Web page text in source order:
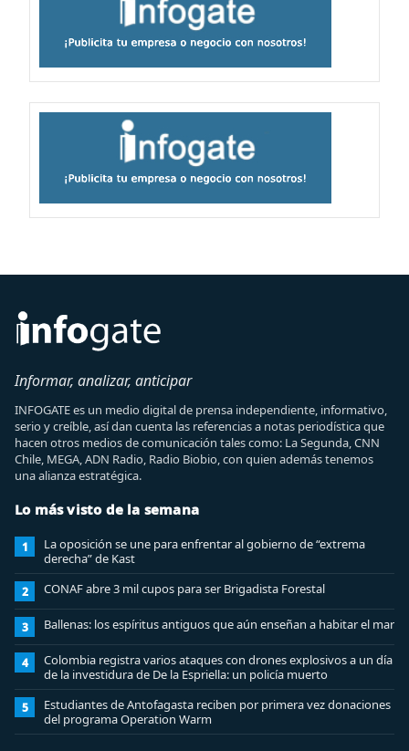
Informar, analizar, anticipar
INFOGATE es un medio digital de prensa independiente, informativo,
serio y creíble, así dan cuenta las referencias a notas periodística que
hacen otros medios de comunicación tales como: La Segunda, CNN
Chile, MEGA, ADN Radio, Radio Biobio, con quien además tenemos
una alianza estratégica.
Lo más visto de la semana
1
La oposición se une para enfrentar al gobierno de “extrema
derecha” de Kast
2 CONAF abre 3 mil cupos para ser Brigadista Forestal
3 Ballenas: los espíritus antiguos que aún enseñan a habitar el mar
4
Colombia registra varios ataques con drones explosivos a un día
de la investidura de De la Espriella: un policía muerto
5
Estudiantes de Antofagasta reciben por primera vez donaciones
del programa Operation Warm